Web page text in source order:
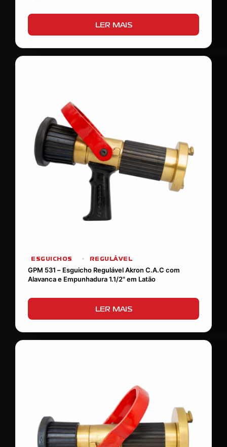
LER MAIS
ESGUICHOS
REGULÁVEL
GPM 531 – Esguicho Regulável Akron C.A.C com
Alavanca e Empunhadura 1.1/2" em Latão
LER MAIS